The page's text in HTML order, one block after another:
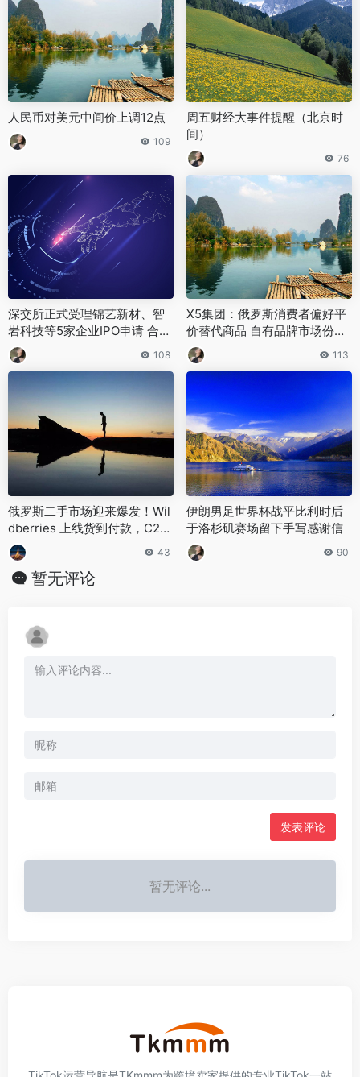
人民币对美元中间价上调12点
109
周五财经大事件提醒（北京时
间）
76
深交所正式受理锦艺新材、智
岩科技等5家企业IPO申请 合计
拟募资超47亿元
108
X5集团：俄罗斯消费者偏好平
价替代商品 自有品牌市场份额
持续攀升
113
俄罗斯二手市场迎来爆发！Wil
dberries 上线货到付款，C2C
板块流量扩容
43
伊朗男足世界杯战平比利时后
于洛杉矶赛场留下手写感谢信
90
暂无评论
发表评论
暂无评论...